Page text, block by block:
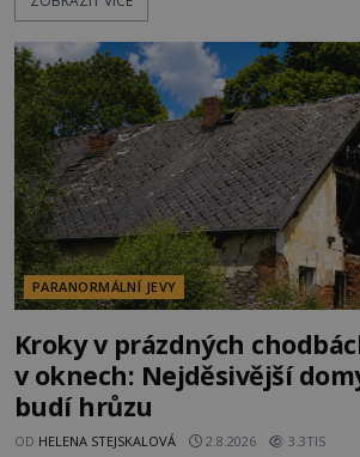
kolem 17 000 000 zábavychtivých
velká snaha to utajit, někteří z
PARANORMÁLNÍ JEVY
Kroky v prázdných
v oknech: Nejděsivější
budí hrůzu
OD HELENA STEJSKALOVÁ 2.8.2026 3.3TIS